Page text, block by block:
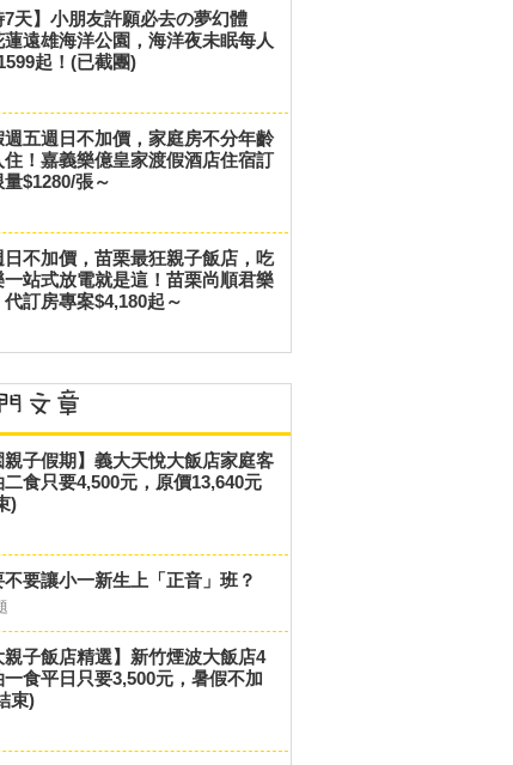
7天】小朋友許願必去の夢幻體
蓮遠雄海洋公園，海洋夜未眠每人
起！(已截團)
週五週日不加價，家庭房不分年齡
住！嘉義樂億皇家渡假酒店住宿訂
$1280/張～
日不加價，苗栗最狂親子飯店，吃
一站式放電就是這！苗栗尚順君樂
訂房專案$4,180起～
親子假期】義大天悅大飯店家庭客
二食只要4,500元，原價13,640元
)
要讓小一新生上「正音」班？
親子飯店精選】新竹煙波大飯店4
一食平日只要3,500元，暑假不加
束)